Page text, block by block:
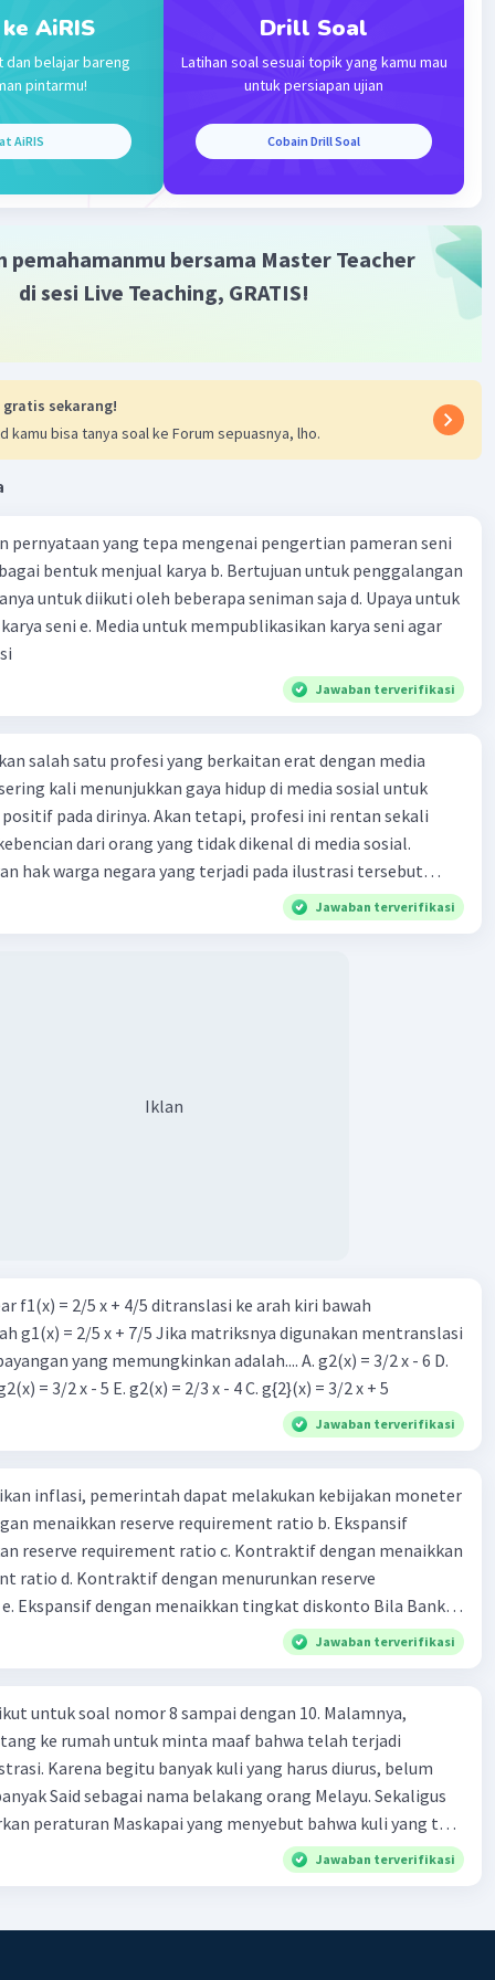
Community Level 25
11:40
·0.0(0) Balas
AiRIS
dan belajar bareng
pintarmu!
AiRIS
Drill Soal
Latihan soal sesuai topik yang kamu mau
untuk persiapan ujian
Cobain Drill Soal
pemahamanmu bersama Master Teacher
di sesi Live Teaching, GRATIS!
gratis sekarang!
kamu bisa tanya soal ke Forum sepuasnya, lho.
pernyataan yang tepa mengenai pengertian pameran seni
karya seni agar
Jawaban terverifikasi
salah satu profesi yang berkaitan erat dengan media
kali menunjukkan gaya hidup di media sosial untuk
pada dirinya. Akan tetapi, profesi ini rentan sekali
dari orang yang tidak dikenal di media sosial.
hak warga negara yang terjadi pada ilustrasi tersebut
41Answer a. intoleransi beragama b. cyberbulling c.
e. genosida
Jawaban terverifikasi
Iklan
f1(x) = 2/5 x + 4/5 ditranslasi ke arah kiri bawah
g1(x) = 2/5 x + 7/5 Jika matriksnya digunakan mentranslasi
yang memungkinkan adalah.... A. g2(x) = 3/2 x - 6 D.
g2(x) = 2/3 x - 5 B. g2(x) = 3/2 x - 5 E. g2(x) = 2/3 x - 4 C. g{2}(x) = 3/2 x + 5
Jawaban terverifikasi
inflasi, pemerintah dapat melakukan kebijakan moneter
menaikkan reserve requirement ratio b. Ekspansif
reserve requirement ratio c. Kontraktif dengan menaikkan
ratio d. Kontraktif dengan menurunkan reserve
dengan menaikkan tingkat diskonto Bila Bank
kebijakan moneter ekspansif, ceteris paribus maka .... a.
di mana bentuk kurva jumlah uang beredar (penawaran
(penawaran uang) naik dari kiri bawah ke kanan atas
di mana bentuk kurva jumlah uang beredar
dari kiri bawah ke kanan atas d. Tingkat bunga turun di
jumlah uang beredar (penawaran uang) naik dari kiri bawah
bunga turun di mana bentuk kurva jumlah uang
fiskal kontraktif dilakukan
Tr, dan meningkatkan Tx c. Menurunkan G,
Jawaban terverifikasi
untuk soal nomor 8 sampai dengan 10. Malamnya,
ke rumah untuk minta maaf bahwa telah terjadi
Karena begitu banyak kuli yang harus diurus, belum
Said sebagai nama belakang orang Melayu. Sekaligus
peraturan Maskapai yang menyebut bahwa kuli yang tak
tak kan pernah naik pangkat. Ayah dengan penuh takzim
itu. Beliau bahkan menyampaikan simpatinya akan
Mandor karena telah mengiriminya surat yang bagus
Jawaban terverifikasi